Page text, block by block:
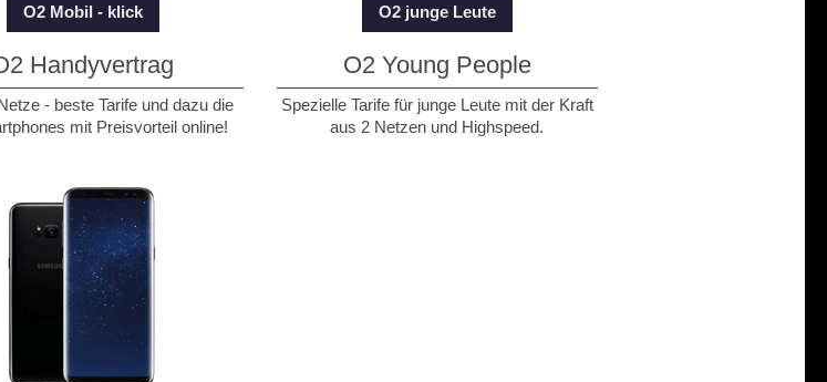
O2 Mobil - klick
Handyvertrag
- beste Tarife und dazu die
mit Preisvorteil online!
O2 junge Leute
O2 Young People
Spezielle Tarife für junge Leute mit der Kraft
aus 2 Netzen und Highspeed.